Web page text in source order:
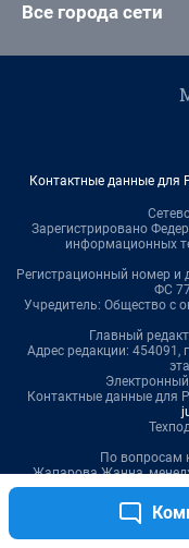
Все города сети
Контактные данные для
Зарегистрировано
информационных
Регистрационный номер
ФС
Учредитель: Общество с
Главный
Адрес редакции: 454091,
Контактные данные для
По вопросам
Жапарова Жанна,
Ревина Мария,